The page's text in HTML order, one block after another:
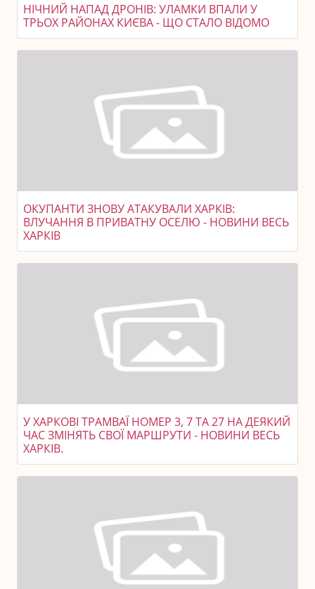
НІЧНИЙ НАПАД ДРОНІВ: УЛАМКИ ВПАЛИ У
ТРЬОХ РАЙОНАХ КИЄВА - ЩО СТАЛО ВІДОМО
ОКУПАНТИ ЗНОВУ АТАКУВАЛИ ХАРКІВ:
ВЛУЧАННЯ В ПРИВАТНУ ОСЕЛЮ - НОВИНИ ВЕСЬ
ХАРКІВ
У ХАРКОВІ ТРАМВАЇ НОМЕР 3, 7 ТА 27 НА ДЕЯКИЙ
ЧАС ЗМІНЯТЬ СВОЇ МАРШРУТИ - НОВИНИ ВЕСЬ
ХАРКІВ.